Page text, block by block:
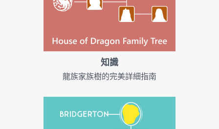
知識
龍族家族樹的完美詳細指南